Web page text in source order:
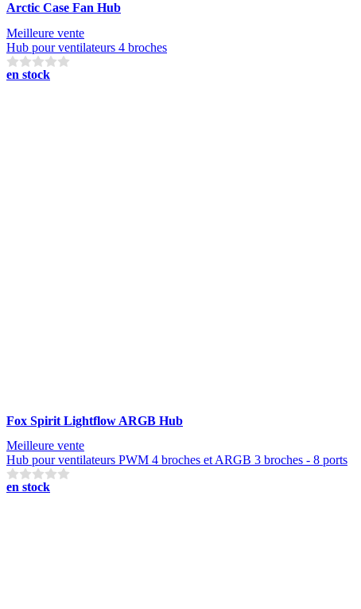
Arctic Case Fan Hub
Meilleure vente
Hub pour ventilateurs 4 broches
en stock
Fox Spirit Lightflow ARGB Hub
Meilleure vente
Hub pour ventilateurs PWM 4 broches et ARGB 3 broches - 8 ports
en stock